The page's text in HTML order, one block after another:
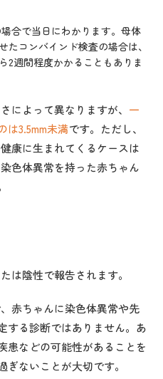
合で当日にわかります。母体
コンバインド検査の場合は、
2週間程度かかることもありま
によって異なりますが、 一
は3.5mm未満です。ただし、
康に生まれてくるケースは
色体異常を持った赤ちゃん
は陰性で報告されます。
赤ちゃんに染色体異常や先
する診断ではありません。あ
患などの可能性があることを
ないことが大切です。